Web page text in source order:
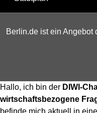
Berlin.de ist ein Angebot
Hallo, ich bin der DIWI-
wirtschaftsbezogene